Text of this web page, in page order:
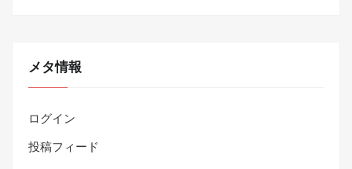
メタ情報
ログイン
投稿フィード